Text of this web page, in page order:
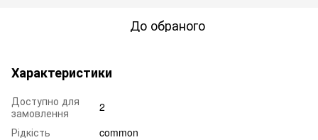
До обраного
Характеристики
Доступно для
замовлення
2
Рідкість
common